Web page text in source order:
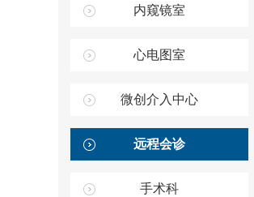
内窥镜室
心电图室
微创介入中心
远程会诊
手术科